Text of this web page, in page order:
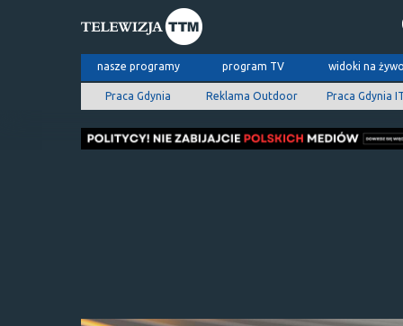
nasze programy program TV widoki na
Praca Gdynia Reklama Outdoor Praca Gdynia